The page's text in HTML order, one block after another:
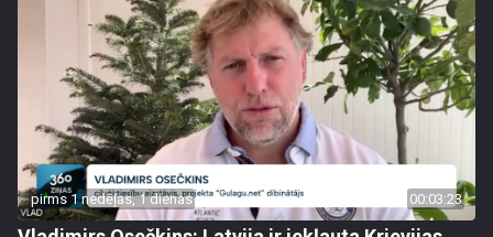
pirms 1 nedēļas, 1 dienas 00:03:23